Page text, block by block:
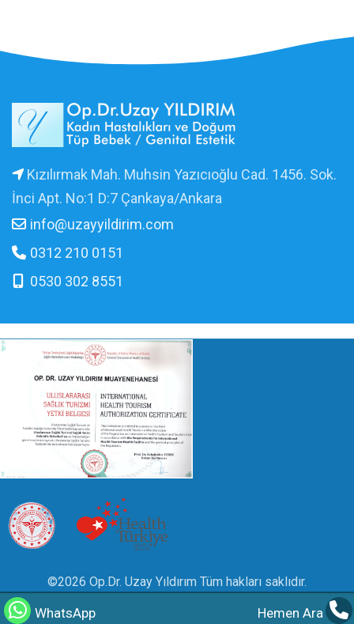
Kızılırmak Mah. Muhsin Yazıcıoğlu Cad. 1456. Sok.
İnci Apt. No:1 D:7 Çankaya/Ankara
info@uzayyildirim.com
0312 210 0151
0530 302 8551
©2026 Op.Dr. Uzay Yıldırım Tüm hakları saklıdır.
WhatsApp Hemen Ara